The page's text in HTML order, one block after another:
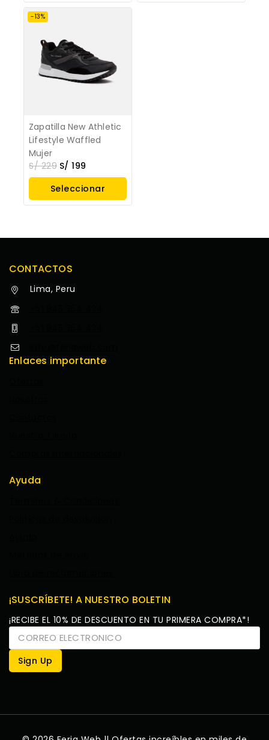
-13%
Zapatilla New Athletic
Lifestyle Waffled
Mujer
S/229 S/ 199
Seleccionar
Opciones
CONTACTOS
Lima, Peru
Enlaces importante
Ayuda
¡SUSCRÍBETE! A NUESTRO BOLETIN
¡RECIBE EL 10% DE DESCUENTO EN TU PRIMERA COMPRA*!